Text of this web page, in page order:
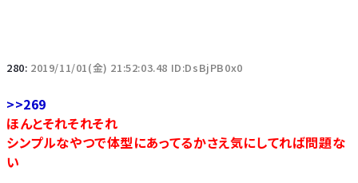
280: 2019/11/01(金) 21:52:03.48 ID:DsBjPB0x0
>>269
ほんとそれそれそれ
シンプルなやつで体型にあってるかさえ気にしてれば問題な
い